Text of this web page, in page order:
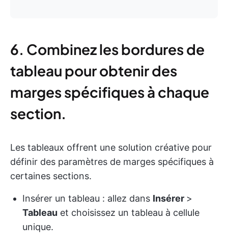
6. Combinez les bordures de
tableau pour obtenir des
marges spécifiques à chaque
section.
Les tableaux offrent une solution créative pour
définir des paramètres de marges spécifiques à
certaines sections.
Insérer un tableau : allez dans Insérer >
Tableau et choisissez un tableau à cellule
unique.